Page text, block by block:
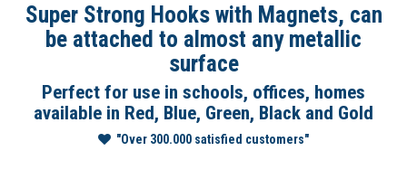
Super Strong Hooks with Magnets, can
be attached to almost any metallic
surface
Perfect for use in schools, offices, homes
available in Red, Blue, Green, Black and Gold
"Over 300.000 satisfied customers"